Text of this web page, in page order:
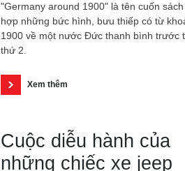
"Germany around 1900" là tên cuốn
hợp những bức hình, bưu thiếp có từ
1900 về một nước Đức thanh bình trước
thứ 2.
Xem thêm
Cuộc diễu hành của
những chiếc xe jeep